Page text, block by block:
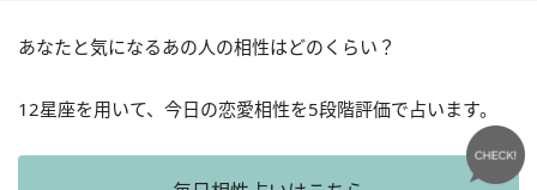
あなたと気になるあの人の相性はどのくらい？
12星座を用いて、今日の恋愛相性を5段階評価で占います。